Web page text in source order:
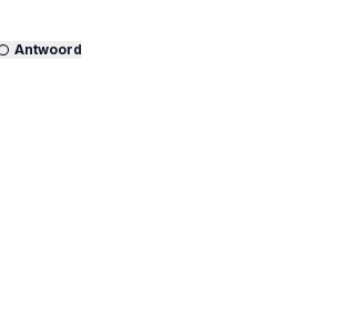
Antwoord